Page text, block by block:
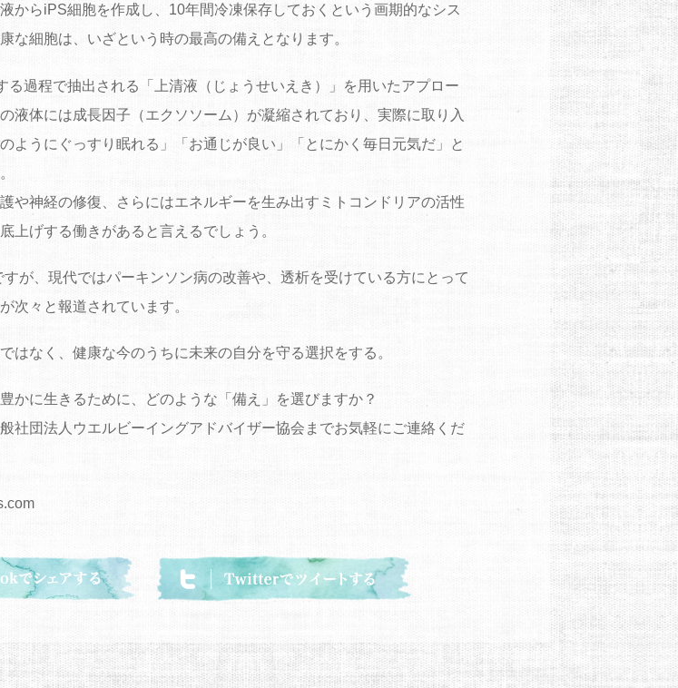
からiPS細胞を作成し、10年間冷凍保存しておくという画期的なシス
な細胞は、いざという時の最高の備えとなります。
る過程で抽出される「上清液（じょうせいえき）」を用いたアプロー
液体には成長因子（エクソソーム）が凝縮されており、実際に取り入
ようにぐっすり眠れる」「お通じが良い」「とにかく毎日元気だ」と
や神経の修復、さらにはエネルギーを生み出すミトコンドリアの活性
上げする働きがあると言えるでしょう。
が、現代ではパーキンソン病の改善や、透析を受けている方にとって
次々と報道されています。
はなく、健康な今のうちに未来の自分を守る選択をする。
かに生きるために、どのような「備え」を選びますか？
社団法人ウエルビーイングアドバイザー協会までお気軽にご連絡くだ